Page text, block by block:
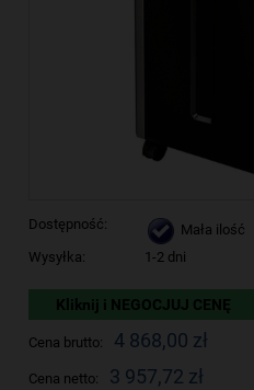
Dostępność:
Mała ilość
Wysyłka:
1-2 dni
Kliknij i NEGOCJUJ CENĘ
Cena brutto: 4 868,00 zł
Cena netto: 3 957,72 zł